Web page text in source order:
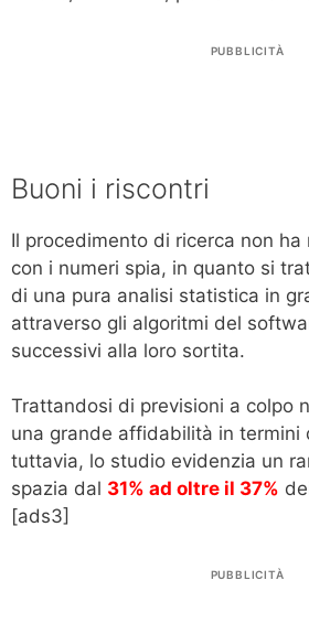
PUBBLICITÀ
Buoni i riscontri
Il procedimento di ricerca non
con i numeri spia, in quanto si
di una pura analisi statistica in
attraverso gli algoritmi del
successivi alla loro sortita.
Trattandosi di previsioni a colpo
una grande affidabilità in termini
tuttavia, lo studio evidenzia un
spazia dal 31% ad oltre il 37%
[ads3]
PUBBLICITÀ